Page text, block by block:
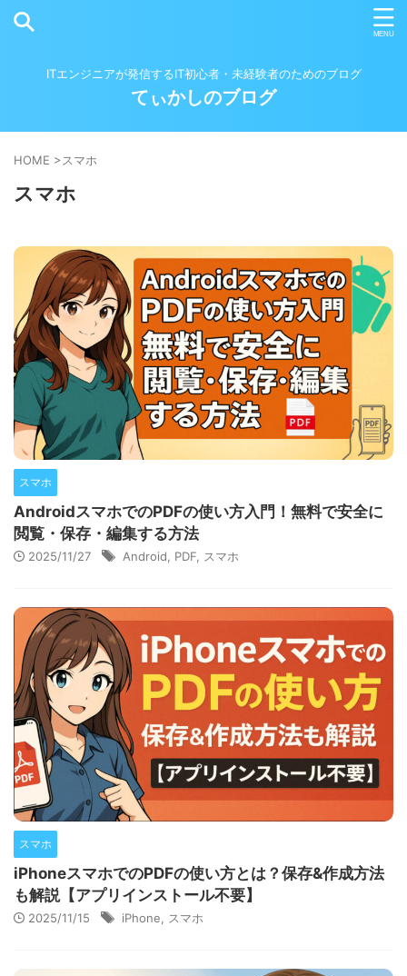
ITエンジニアが発信するIT初心者・未経験者のためのブログ
てぃかしのブログ
HOME >スマホ
スマホ
スマホ
AndroidスマホでのPDFの使い方入門！無料で安全に
閲覧・保存・編集する方法
2025/11/27 Android PDF スマホ
スマホ
iPhoneスマホでのPDFの使い方とは？保存&作成方法
も解説【アプリインストール不要】
2025/11/15 iPhone スマホ